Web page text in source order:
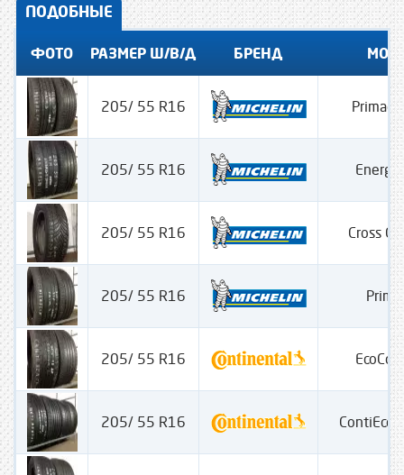
ПОДОБНЫЕ
ФОТО РАЗМЕР Ш/В/Д БРЕНД
205/ 55 R16
205/ 55 R16 Energy
205/ 55 R16 Cross
205/ 55 R16
205/ 55 R16
205/ 55 R16